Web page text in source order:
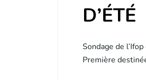
D’ÉTÉ
Sondage de
Première